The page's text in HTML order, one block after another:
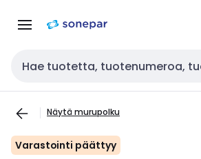
navigointiinsisältöön
Haku
Näytä murupolku
Varastointi päättyy